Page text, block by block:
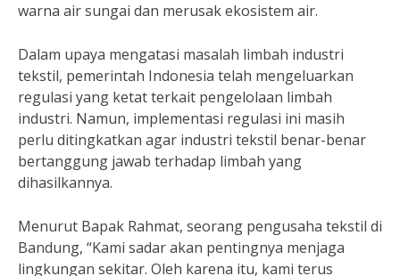
warna air sungai dan merusak ekosistem air.
Dalam upaya mengatasi masalah limbah industri
tekstil, pemerintah Indonesia telah mengeluarkan
regulasi yang ketat terkait pengelolaan limbah
industri. Namun, implementasi regulasi ini masih
perlu ditingkatkan agar industri tekstil benar-benar
bertanggung jawab terhadap limbah yang
dihasilkannya.
Menurut Bapak Rahmat, seorang pengusaha tekstil di
Bandung, “Kami sadar akan pentingnya menjaga
lingkungan sekitar. Oleh karena itu, kami terus